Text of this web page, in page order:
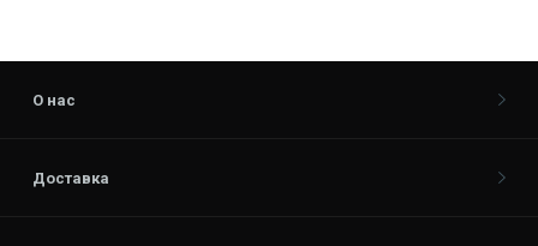
О нас
Доставка